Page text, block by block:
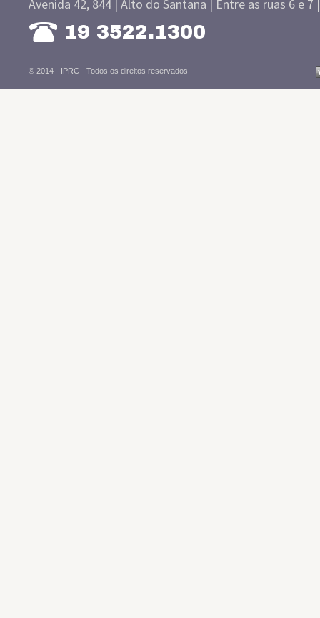
Avenida 42, 844 | Alto do Santana | Entre as ruas 6 e 7
19 3522.1300
© 2014 - IPRC - Todos os direitos reservados